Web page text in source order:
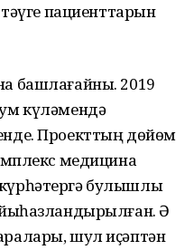
пациенттарын
башлағайны. 2019
күләмендә
Проекттың дөйөм
медицина
булышлыҡ
Ә
шул иҫәптән